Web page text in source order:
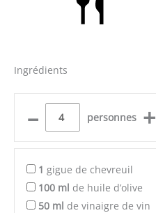
Ingrédients
– personnes +
1 gigue de chevreuil
100 ml de huile d’olive
50 ml de vinaigre de vin